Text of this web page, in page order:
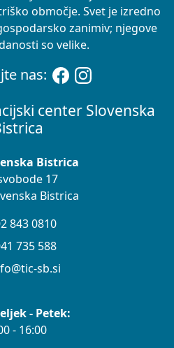
center Slovenska
Bistrica
17
Bistrica
843 0810
735 588
sb.si
- Petek:
- 16:00
območje. Svet je izredno
zanimiv; njegove
so velike.
nas: